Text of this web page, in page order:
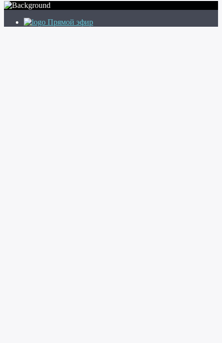
Прямой эфир